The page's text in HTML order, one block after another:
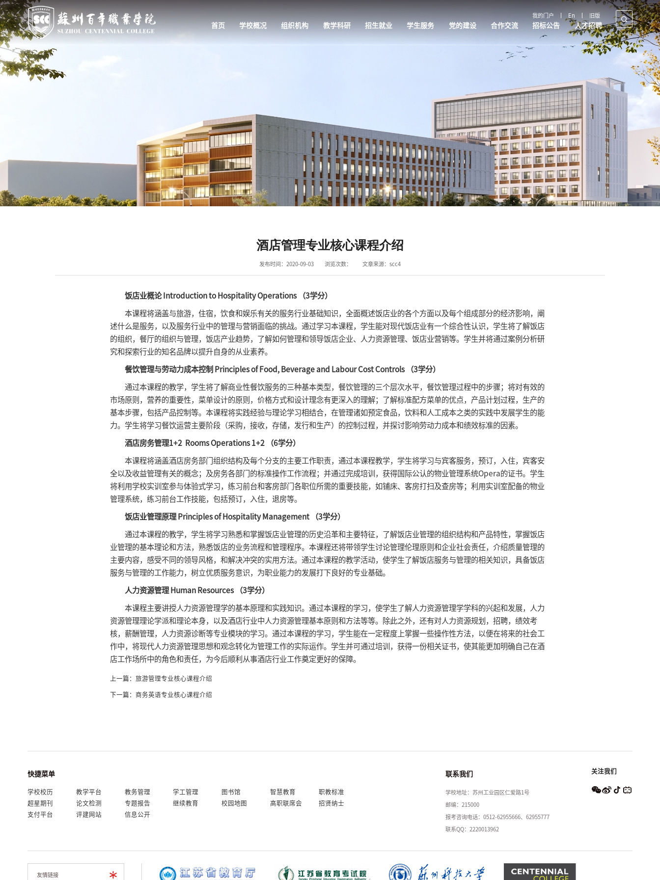
我的门户 En 旧版
首页 学校概况 组织机构 教学科研 招生就业 学生服务 党的建设 合作交流 招标公告 人才招聘
教学条件
科教研究
国际交流
产教融合
政策制度
采购公告
政策解读
规章制度
教师招聘
制度文件
酒店管理专业核心课程介绍
发布时间：2020-09-03 浏览次数： 文章来源：scc4
饭店业概论 Introduction to Hospitality Operations （3学分）
本课程将涵盖与旅游，住宿，饮食和娱乐有关的服务行业基础知识，全面概述饭店业的各个方面以及每个组成部分的经济影响，阐
述什么是服务，以及服务行业中的管理与营销面临的挑战。通过学习本课程，学生能对现代饭店业有一个综合性认识，学生将了解饭店
的组织，餐厅的组织与管理，饭店产业趋势，了解如何管理和领导饭店企业、人力资源管理、饭店业营销等。学生并将通过案例分析研
究和探索行业的知名品牌以提升自身的从业素养。
餐饮管理与劳动力成本控制 Principles of Food, Beverage and Labour Cost Controls （3学分）
通过本课程的教学，学生将了解商业性餐饮服务的三种基本类型，餐饮管理的三个层次水平，餐饮管理过程中的步骤；将对有效的
市场原则，营养的重要性，菜单设计的原则，价格方式和设计理念有更深入的理解；了解标准配方菜单的优点，产品计划过程，生产的
基本步骤，包括产品控制等。本课程将实践经验与理论学习相结合，在管理诸如预定食品，饮料和人工成本之类的实践中发展学生的能
力。学生将学习餐饮运营主要阶段（采购，接收，存储，发行和生产）的控制过程，并探讨影响劳动力成本和绩效标准的因素。
酒店房务管理1+2 Rooms Operations 1+2 （6学分）
本课程将涵盖酒店房务部门组织结构及每个分支的主要工作职责，通过本课程教学，学生将学习与宾客服务，预订，入住，宾客安
全以及收益管理有关的概念；及房务各部门的标准操作工作流程；并通过完成培训，获得国际公认的物业管理系统Opera的证书。学生
将利用学校实训室参与体验式学习，练习前台和客房部门各职位所需的重要技能，如铺床、客房打扫及查房等；利用实训室配备的物业
管理系统，练习前台工作技能，包括预订，入住，退房等。
饭店业管理原理 Principles of Hospitality Management （3学分）
通过本课程的教学，学生将学习熟悉和掌握饭店业管理的历史沿革和主要特征，了解饭店业管理的组织结构和产品特性，掌握饭店
业管理的基本理论和方法，熟悉饭店的业务流程和管理程序。本课程还将带领学生讨论管理伦理原则和企业社会责任，介绍质量管理的
主要内容，感受不同的领导风格，和解决冲突的实用方法。通过本课程的教学活动，使学生了解饭店服务与管理的相关知识，具备饭店
服务与管理的工作能力，树立优质服务意识，为职业能力的发展打下良好的专业基础。
人力资源管理 Human Resources （3学分）
本课程主要讲授人力资源管理学的基本原理和实践知识。通过本课程的学习，使学生了解人力资源管理学学科的兴起和发展，人力
资源管理理论学派和理论本身，以及酒店行业中人力资源管理基本原则和方法等等。除此之外，还有对人力资源规划，招聘，绩效考
核，薪酬管理，人力资源诊断等专业模块的学习。通过本课程的学习，学生能在一定程度上掌握一些操作性方法，以便在将来的社会工
作中，将现代人力资源管理思想和观念转化为管理工作的实际运作。学生并可通过培训，获得一份相关证书，使其能更加明确自己在酒
店工作场所中的角色和责任，为今后顺利从事酒店行业工作奠定更好的保障。
上一篇： 旅游管理专业核心课程介绍
下一篇： 商务英语专业核心课程介绍
快捷菜单
学校校历 教学平台 教务管理 学工管理 图书馆 智慧教育
职教标准
超星期刊
论文检测 专题报告 继续教育 校园地图 高职联席会
招贤纳士
支付平台
评建网站 信息公开
联系我们
学校地址：苏州工业园区仁爱路1号
邮编：215000
报考咨询电话：0512-62955666、62955777
联系QQ：2220013962
关注我们
友情链接